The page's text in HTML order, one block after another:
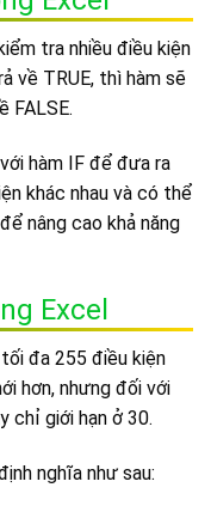
tra nhiều điều kiện
về TRUE, thì hàm sẽ
FALSE.
hàm IF để đưa ra
khác nhau và có thể
nâng cao khả năng
Excel
đa 255 điều kiện
hơn, nhưng đối với
chỉ giới hạn ở 30.
nghĩa như sau: